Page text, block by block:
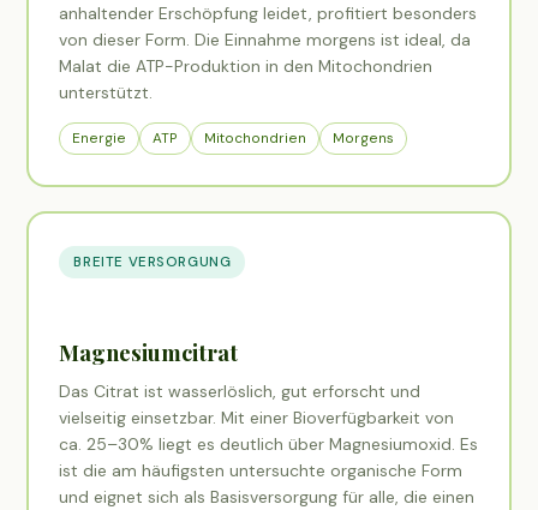
anhaltender Erschöpfung leidet, profitiert besonders
von dieser Form. Die Einnahme morgens ist ideal, da
Malat die ATP-Produktion in den Mitochondrien
unterstützt.
Energie ATP Mitochondrien Morgens
BREITE VERSORGUNG
Magnesiumcitrat
Das Citrat ist wasserlöslich, gut erforscht und
vielseitig einsetzbar. Mit einer Bioverfügbarkeit von
ca. 25–30% liegt es deutlich über Magnesiumoxid. Es
ist die am häufigsten untersuchte organische Form
und eignet sich als Basisversorgung für alle, die einen